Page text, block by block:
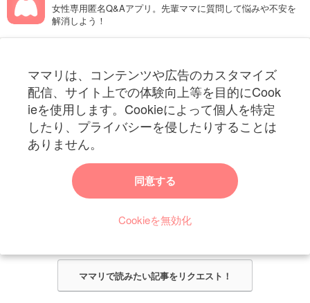
女性専用匿名Q&Aアプリ。先輩ママに質問して悩みや不安を
解消しよう！
ママリは、コンテンツや広告のカスタマイズ
配信、サイト上での体験向上等を目的にCook
ieを使用します。Cookieによって個人を特定
したり、プライバシーを侵したりすることは
ありません。
同意する
Cookieを無効化
妊娠〜子育て中のお役立ち情報を配信中
ママリからのお知らせ
今ママリで読みたい記事は何ですか？
ママリ編集部がみなさんのご意見をもとに記事を作成させていただきま
ママリで読みたい記事をリクエスト！